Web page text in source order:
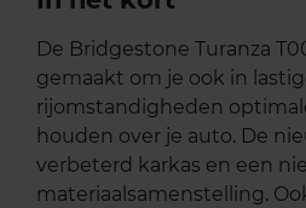
De Bridgestone Turanza
gemaakt om je ook in
rijomstandigheden
houden over je auto. De
verbeterd karkas en een
materiaalsamenstelling.